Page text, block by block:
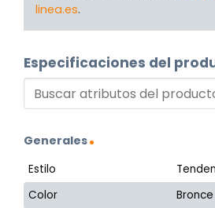
linea.es.
Especificaciones del
Generales
Estilo
Color
Bronce